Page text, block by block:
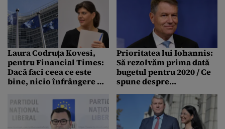
Laura Codruța Kovesi,
pentru Financial Times:
Dacă faci ceea ce este
bine, nicio înfrângere nu
Prioritatea lui Iohannis:
Să rezolvăm prima dată
bugetul pentru 2020 / Ce
spune despre
justiției